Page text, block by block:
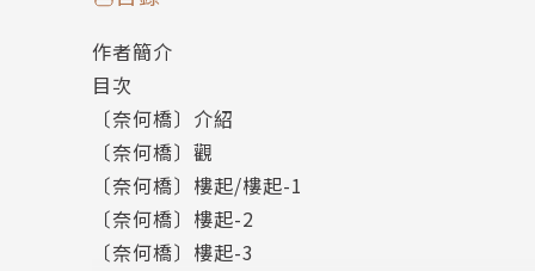
師的私刑正義，是「你有愛過我嗎？」……一棟
本書特色│
‧全書為台、華語全本對照，並適時隨文附上
‧透過自然生動的人物對話，培養日常語感，
‧台詞中亦有精采巧妙的四句聯等韻文設計，
作者簡介
目次
〔奈何橋〕介紹
〔奈何橋〕觀
〔奈何橋〕樓起/樓起-1
〔奈何橋〕樓起-2
〔奈何橋〕樓起-3